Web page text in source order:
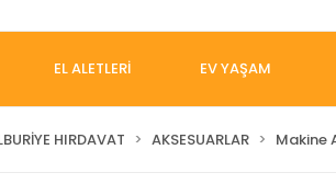
EL ALETLERİ EV YAŞAM
HIRDAVAT AKSESUARLAR Makine